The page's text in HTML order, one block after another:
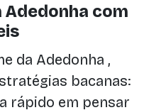
Adedonha com
da Adedonha ,
bacanas:
rápido em pensar